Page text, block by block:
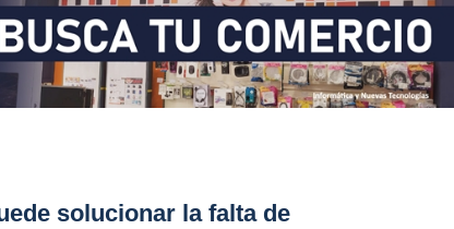
solucionar la falta de